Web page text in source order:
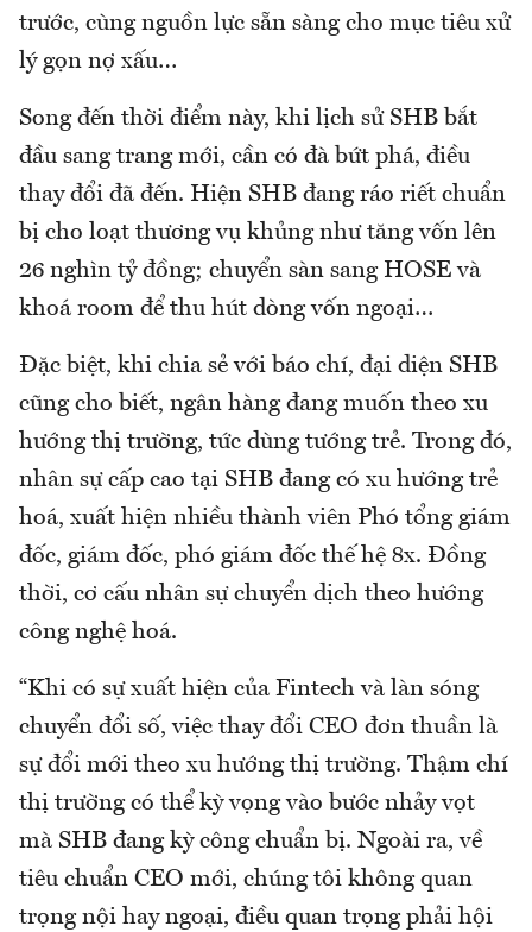
trước, cùng nguồn lực sẵn sàng cho mục tiêu xử
lý gọn nợ xấu…
Song đến thời điểm này, khi lịch sử SHB bắt
đầu sang trang mới, cần có đà bứt phá, điều
thay đổi đã đến. Hiện SHB đang ráo riết chuẩn
bị cho loạt thương vụ khủng như tăng vốn lên
26 nghìn tỷ đồng; chuyển sàn sang HOSE và
khoá room để thu hút dòng vốn ngoại…
Đặc biệt, khi chia sẻ với báo chí, đại diện SHB
cũng cho biết, ngân hàng đang muốn theo xu
hướng thị trường, tức dùng tướng trẻ. Trong đó,
nhân sự cấp cao tại SHB đang có xu hướng trẻ
hoá, xuất hiện nhiều thành viên Phó tổng giám
đốc, giám đốc, phó giám đốc thế hệ 8x. Đồng
thời, cơ cấu nhân sự chuyển dịch theo hướng
công nghệ hoá.
“Khi có sự xuất hiện của Fintech và làn sóng
chuyển đổi số, việc thay đổi CEO đơn thuần là
sự đổi mới theo xu hướng thị trường. Thậm chí
thị trường có thể kỳ vọng vào bước nhảy vọt
mà SHB đang kỳ công chuẩn bị. Ngoài ra, về
tiêu chuẩn CEO mới, chúng tôi không quan
trọng nội hay ngoại, điều quan trọng phải hội